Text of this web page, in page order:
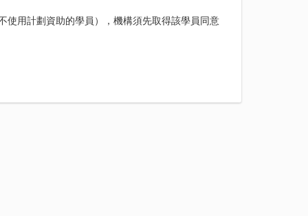
使用計劃資助的學員），機構須先取得該學員同意